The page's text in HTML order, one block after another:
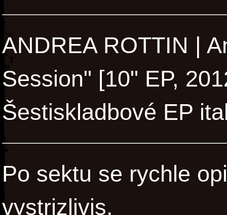
ANDREA ROTTIN |
Session" [10" EP,
Šestiskladbové EP
Po sektu se rychle
vystrizlivis.